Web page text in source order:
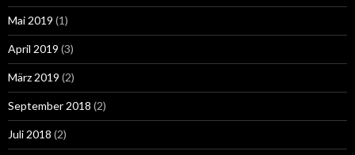
Mai 2019 (1)
April 2019 (3)
März 2019 (2)
September 2018 (2)
Juli 2018 (2)